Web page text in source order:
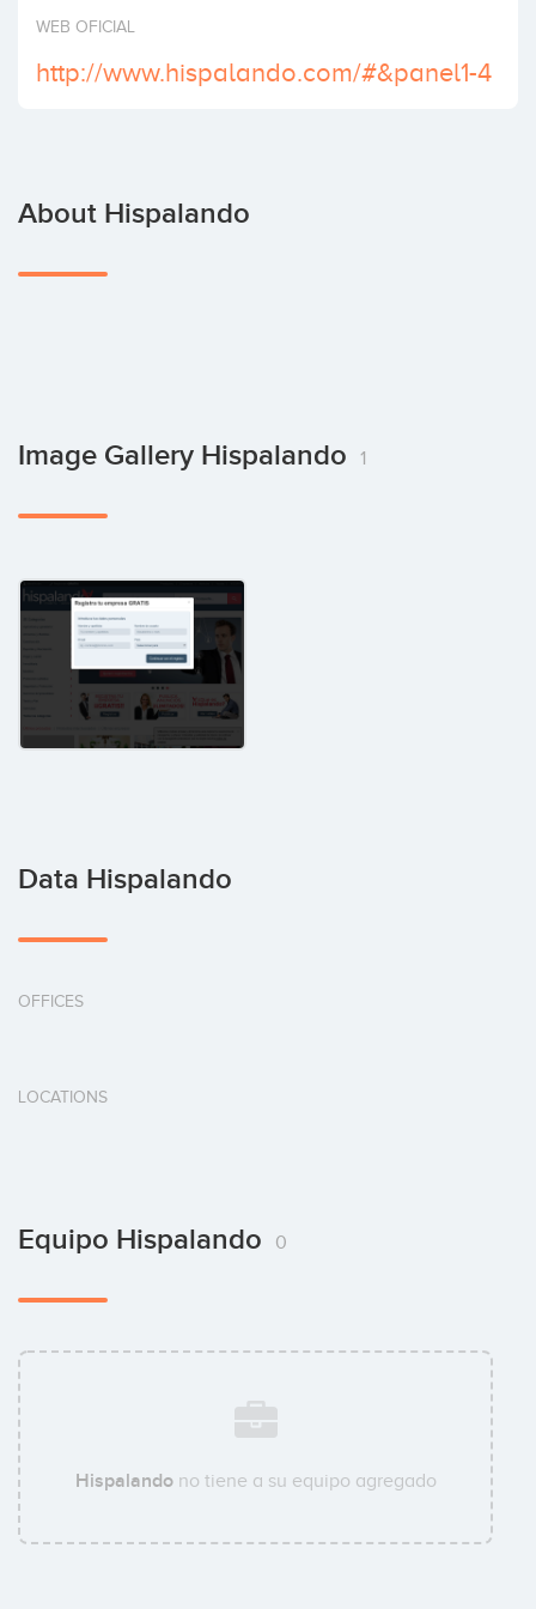
Invest
WEB OFICIAL
http://www.hispalando.com/#&panel1-4
About Hispalando
Image Gallery Hispalando 1
Data Hispalando
OFFICES
LOCATIONS
Equipo Hispalando 0
Hispalandono tiene a su equipo agregado